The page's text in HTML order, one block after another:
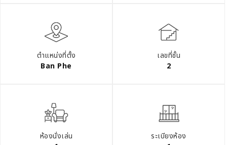
ตำแหน่งที่ตั้ง
Ban Phe
เลขที่ชั้น
2
ห้องนั่งเล่น
ระเบียงห้อง